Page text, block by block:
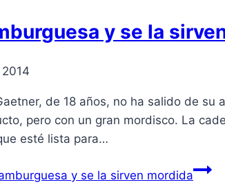
y se la
de 18 años, no ha salido de
pero con un gran mordisco. La
esté lista para…
y se la sirven mordida